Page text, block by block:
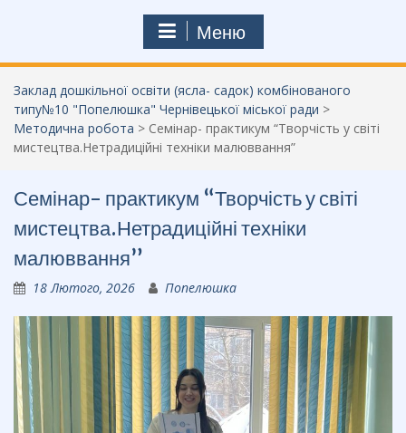
Меню
Заклад дошкільної освіти (ясла- садок) комбінованого
типу№10 "Попелюшка" Чернівецької міської ради >
Методична робота > Семінар- практикум “Творчість у світі
мистецтва.Нетрадиційні техніки малюввання”
Семінар- практикум “Творчість у світі
мистецтва.Нетрадиційні техніки
малюввання”
18 Лютого, 2026 Попелюшка